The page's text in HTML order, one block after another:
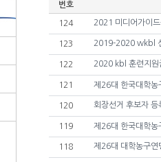
번호
124 2021 미디어가이드
123 2019-2020 wkbl
122 2020 kbl 훈련지원
121 제26대 한국대학농
120 회장선거 후보자 등
119 제26대 한국대학농
118 제26대 대학농구연